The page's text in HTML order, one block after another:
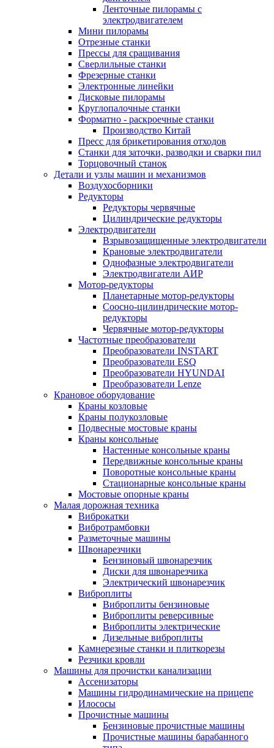
Ленточные пилорамы с
электродвигателем
Мини пилорамы
Отрезные станки
Прессы для сращивания
Сверлильные станки
Фрезерные станки
Электронные линейки
Дисковые пилорамы
Круглопалочные станки
Форматно - раскроечные станки
Производство Китай
Пресс для брикетирования отходов
Станки для заточки, разводки и сварки пил
Торцовочный станок
Детали и узлы машин и механизмов
Воздухосборники
Редукторы
Редукторы червячные
Цилиндрические редукторы
Электродвигатели
Взрывозащищенные электродвигатели
Крановые электродвигатели
Однофазные электродвигатели
Электродвигатели АИР
Мотор-редукторы
Планетарные мотор-редукторы
Соосно-цилиндрические мотор-
редукторы
Червячные мотор-редукторы
Частотные преобразователи
Преобразователи INSTART
Преобразователи ESQ
Преобразователи HYUNDAI
Преобразователи Lenze
Крановое оборудование
Краны козловые
Краны полукозловые
Подвесные мостовые краны
Краны консольные
Настенные консольные краны
Передвижные консольные краны
Поворотные консольные краны
Стационарные консольные краны
Мостовые опорные краны
Малая дорожная техника
Виброкатки
Вибротрамбовки
Разметочные машины
Швонарезчики
Бензиновый швонарезчик
Диски для швонарезчика
Электрический швонарезчик
Виброплиты
Виброплиты бензиновые
Виброплиты реверсивные
Виброплиты электрические
Дизельные виброплиты
Камнерезные станки и плиткорезы
Резчики кровли
Машины для прочистки канализации
Ассенизаторы
Машины гидродинамические на прицепе
Илососы
Прочистные машины
Бензиновые прочистные машины
Прочистные машины барабанного